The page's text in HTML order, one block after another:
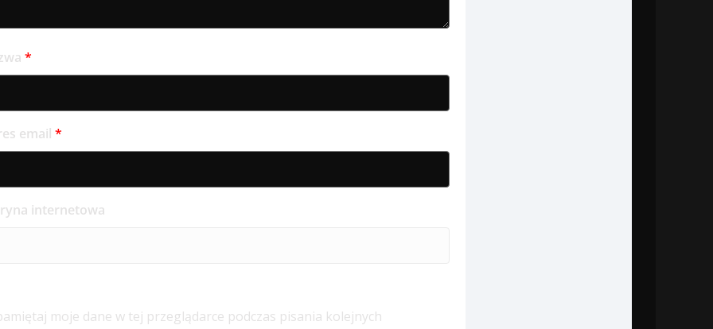
*
email*
internetowa
moje dane w tej przeglądarce podczas pisania kolejnych